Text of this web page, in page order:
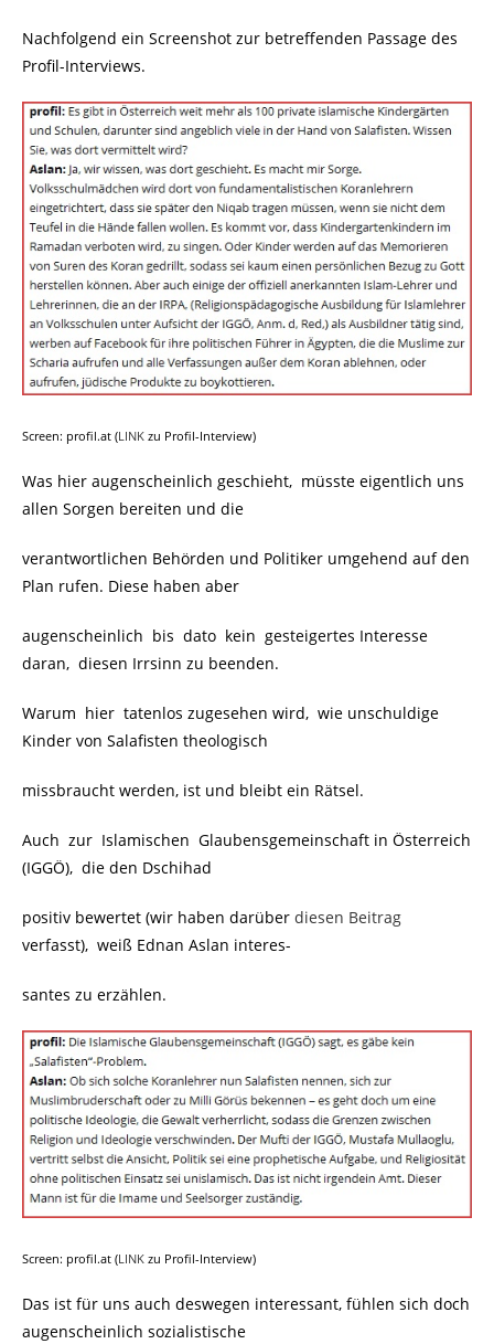
Nachfolgend ein Screenshot zur betreffenden Passage des
Profil-Interviews.
Screen: profil.at (LINK zu Profil-Interview)
Was hier augenscheinlich geschieht, müsste eigentlich uns
allen Sorgen bereiten und die
verantwortlichen Behörden und Politiker umgehend auf den
Plan rufen. Diese haben aber
augenscheinlich bis dato kein gesteigertes Interesse
daran, diesen Irrsinn zu beenden.
Warum hier tatenlos zugesehen wird, wie unschuldige
Kinder von Salafisten theologisch
missbraucht werden, ist und bleibt ein Rätsel.
Auch zur Islamischen Glaubensgemeinschaft in Österreich
(IGGÖ), die den Dschihad
positiv bewertet (wir haben darüber diesen Beitrag
verfasst), weiß Ednan Aslan interes-
santes zu erzählen.
Screen: profil.at (LINK zu Profil-Interview)
Das ist für uns auch deswegen interessant, fühlen sich doch
augenscheinlich sozialistische